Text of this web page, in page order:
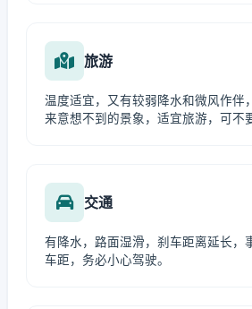
旅游
温度适宜，又有较弱降水和微风作伴
来意想不到的景象，适宜旅游，可不
交通
有降水，路面湿滑，刹车距离延长，
车距，务必小心驾驶。